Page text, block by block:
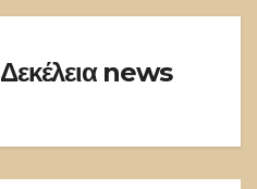
Δεκέλεια news